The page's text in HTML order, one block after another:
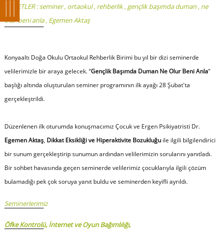
ETİKETLER :seminer, ortaokul, rehberlik, gençlik başımda duman, ne
olur beni anla, Egemen Aktaş
Konyaaltı Doğa Okulu Ortaokul Rehberlik Birimi bu yıl bir dizi seminerde
velilerimizle bir araya gelecek. “Gençlik Başımda Duman Ne Olur Beni Anla”
başlığı altında oluşturulan seminer programının ilk ayağı 28 Şubat'ta
gerçekleştrildi.
Düzenlenen ilk oturumda konuşmacımız Çocuk ve Ergen Psikiyatristi Dr.
Egemen Aktaş, Dikkat Eksikliği ve Hiperaktivite Bozukluğuile ilgili bilgilendirici
bir sunum gerçekleştirip sunumun ardından velilerimizin sorularını yanıtladı.
Bir sohbet havasında geçen seminerde velilerimiz çocuklarıyla ilgili çözüm
bulamadığı pek çok soruya yanıt buldu ve seminerden keyifli ayrıldı.
Seminerlerimiz
Öfke Kontrolü, İnternet ve Oyun Bağımlılığı,